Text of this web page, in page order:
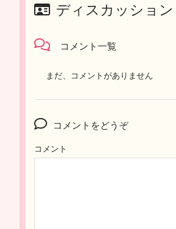
ディスカッション
コメント一覧
まだ、コメントがありません
コメントをどうぞ
コメント